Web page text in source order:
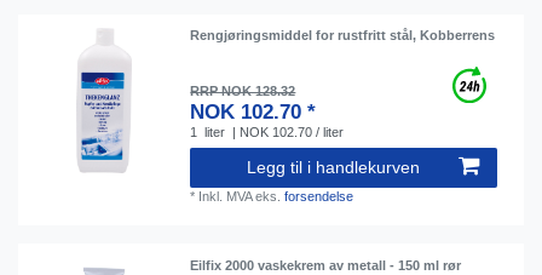
Rengjøringsmiddel for rustfritt stål, Kobberrens
RRP NOK 128.32
NOK 102.70 *
1 liter | NOK 102.70 / liter
Legg til i handlekurven
* Inkl. MVAeks.forsendelse
Eilfix 2000 vaskekrem av metall - 150 ml rør